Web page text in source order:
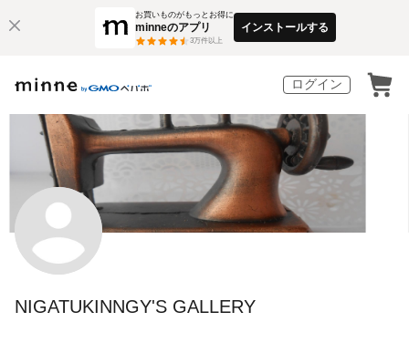
お買いものがもっとお得に
minneのアプリ
3万件以上
インストールする
ログイン
NIGATUKINNGY'S GALLERY